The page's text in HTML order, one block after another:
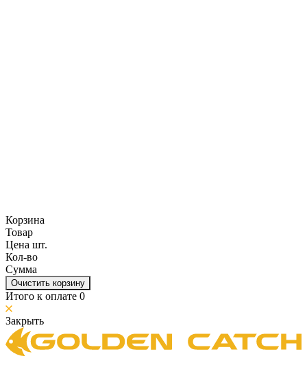
Корзина
Товар
Цена шт.
Кол-во
Сумма
Очистить корзину
Итого к оплате 0
Закрыть